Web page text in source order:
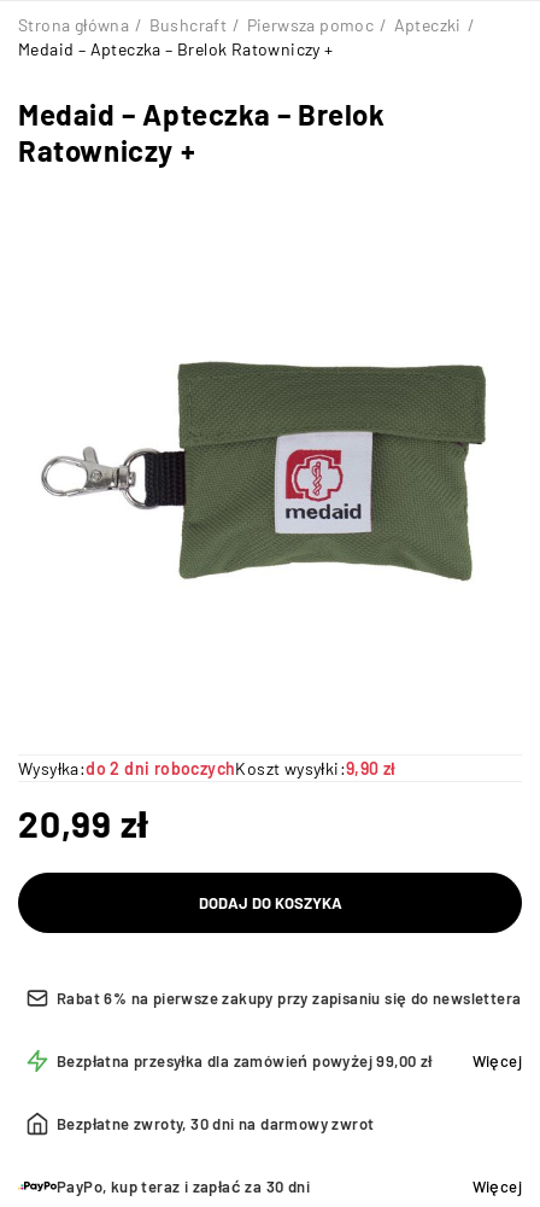
Medaid – Apteczka – Brelok
Ratowniczy +
Strona główna / Bushcraft / Pierwsza pomoc / Apteczki /
Medaid – Apteczka – Brelok Ratowniczy +
Wysyłka:do 2 dni roboczychKoszt wysyłki:9,90 zł
20,99 zł
DODAJ DO KOSZYKA
Rabat 6% na pierwsze zakupy przy zapisaniu się do newslettera
Bezpłatna przesyłka dla zamówień powyżej 99,00 zł Więcej
Bezpłatne zwroty, 30 dni na darmowy zwrot
PayPo, kup teraz i zapłać za 30 dni Więcej